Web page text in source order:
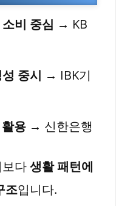
비 중심 → KB
중시 → IBK기
용 → 신한은행
다생활 패턴에
조입니다.